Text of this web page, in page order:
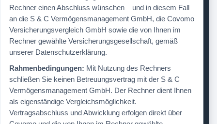
Rechner einen Abschluss wünschen – und in diesem Fall
an die S & C Vermögensmanagement GmbH, die Covomo
Versicherungsvergleich GmbH sowie die von Ihnen im
Rechner gewählte Versicherungsgesellschaft, gemäß
unserer Datenschutzerklärung.
Rahmenbedingungen: Mit Nutzung des Rechners
schließen Sie keinen Betreuungsvertrag mit der S & C
Vermögensmanagement GmbH. Der Rechner dient Ihnen
als eigenständige Vergleichsmöglichkeit.
Vertragsabschluss und Abwicklung erfolgen direkt über
Ihnen.